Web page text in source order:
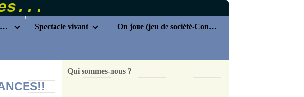
Festival (cinéma, musique...) Spectacle vivant On joue (jeu de société-Concours)
Qui sommes-nous ?